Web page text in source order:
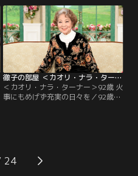
活躍するアーティスト。もともと父
は舞台演出家で有名な蜷川幸雄さん
で母はキルト作家の第1人者の蜷川
宏子さん。そんな2人の下で実花さ
んの感性は幼少期から育まれてきた
らしい。
徹子の部屋 ＜カオリ・ナラ・ターナー＞92歳 火事にもめげず充実の日々を（2026/05/08放送分）
＜カオリ・ナラ・ターナー＞92歳 火
事にもめげず充実の日々を／92歳。
て活躍。香港公演中に映画の撮影で
来ていたメイクアップ・アーティス